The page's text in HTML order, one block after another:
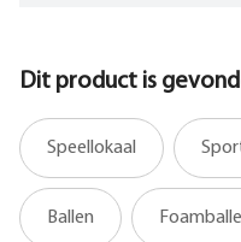
Dit product is
Speellokaal
Ballen